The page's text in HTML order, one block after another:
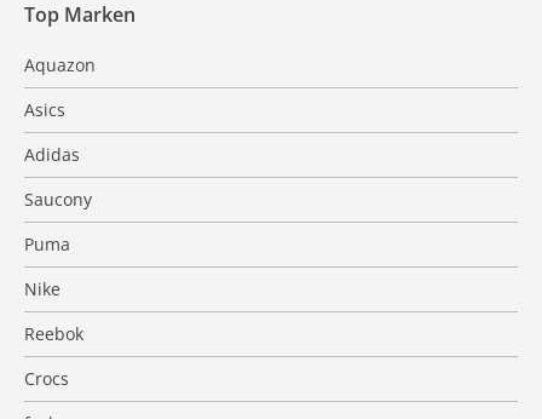
Top Marken
Aquazon
Asics
Adidas
Saucony
Puma
Nike
Reebok
Crocs